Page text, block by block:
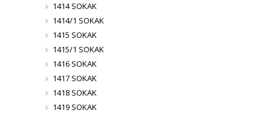
1414 SOKAK
1414/1 SOKAK
1415 SOKAK
1415/1 SOKAK
1416 SOKAK
1417 SOKAK
1418 SOKAK
1419 SOKAK